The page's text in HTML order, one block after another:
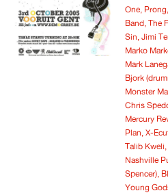
One,
Band, The
Sin, Jimi
Marko
Mark
Bjork
Monster
Chris
Mercury
Plan, X-
Talib
Nashville
Spencer),
Young